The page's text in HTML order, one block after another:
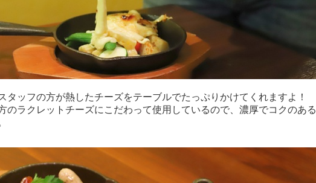
タッフの方が熱したチーズをテーブルでたっぷりかけてくれますよ！
のラクレットチーズにこだわって使用しているので、濃厚でコクのある